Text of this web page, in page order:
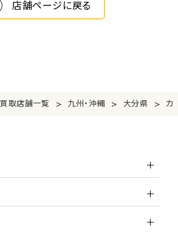
店舗ページに戻る
買取店舗一覧 > 九州・沖縄 > 大分県 > カ